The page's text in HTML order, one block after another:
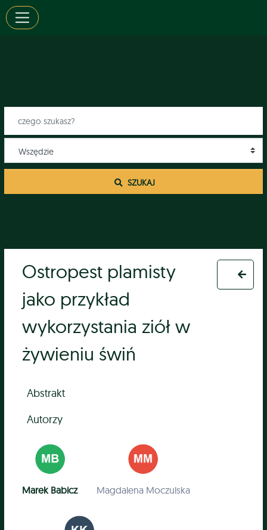
SZUKAJ
Ostropest plamisty
jako przykład
wykorzystania ziół w
żywieniu świń
Abstrakt
Autorzy
Marek Babicz Magdalena Moczulska